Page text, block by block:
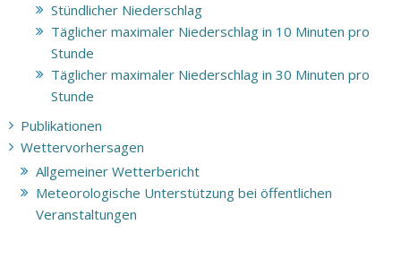
Stündlicher Niederschlag
Täglicher maximaler Niederschlag in 10 Minuten pro
Stunde
Täglicher maximaler Niederschlag in 30 Minuten pro
Stunde
Publikationen
Wettervorhersagen
Allgemeiner Wetterbericht
Meteorologische Unterstützung bei öffentlichen
Veranstaltungen